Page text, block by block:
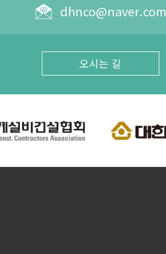
dhnco@naver.com
오시는 길